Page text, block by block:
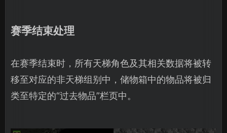
赛季结束处理
在赛季结束时，所有天梯角色及其相关数据将被转
移至对应的非天梯组别中，储物箱中的物品将被归
类至特定的“过去物品”栏页中。